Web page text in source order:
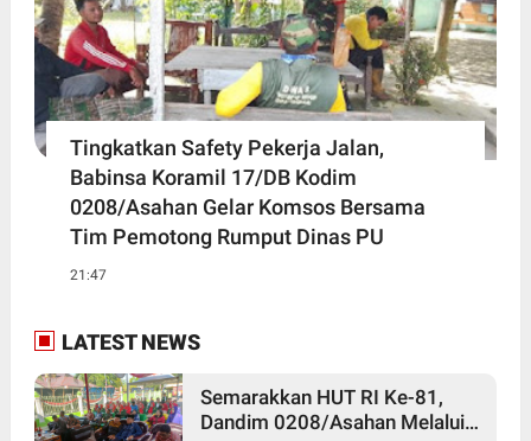
Tingkatkan Safety Pekerja Jalan,
Babinsa Koramil 17/DB Kodim
0208/Asahan Gelar Komsos Bersama
Tim Pemotong Rumput Dinas PU
21:47
LATEST NEWS
Semarakkan HUT RI Ke-81,
Dandim 0208/Asahan Melalui